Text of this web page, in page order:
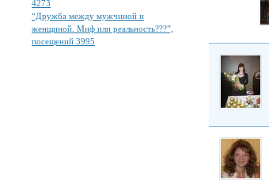
4273
“Дружба между мужчиной и
женщиной. Миф или реальность???”,
посещений 3995